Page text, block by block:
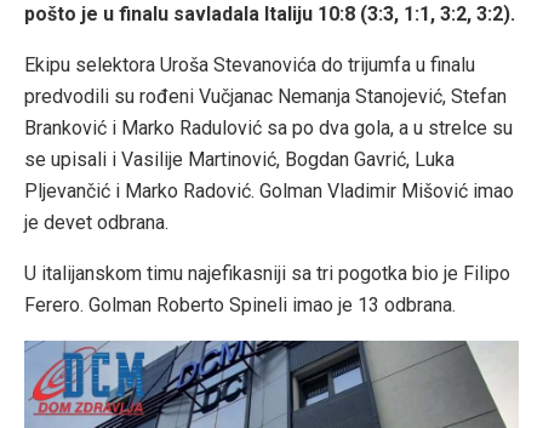
pošto je u finalu savladala Italiju 10:8 (3:3, 1:1, 3:2, 3:2).
Ekipu selektora Uroša Stevanovića do trijumfa u finalu
predvodili su rođeni Vučjanac Nemanja Stanojević, Stefan
Branković i Marko Radulović sa po dva gola, a u strelce su
se upisali i Vasilije Martinović, Bogdan Gavrić, Luka
Pljevančić i Marko Radović. Golman Vladimir Mišović imao
je devet odbrana.
U italijanskom timu najefikasniji sa tri pogotka bio je Filipo
Ferero. Golman Roberto Spineli imao je 13 odbrana.